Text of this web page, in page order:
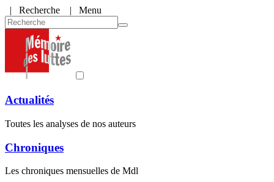
| Recherche | Menu
Actualités
Toutes les analyses de nos auteurs
Chroniques
Les chroniques mensuelles de Mdl